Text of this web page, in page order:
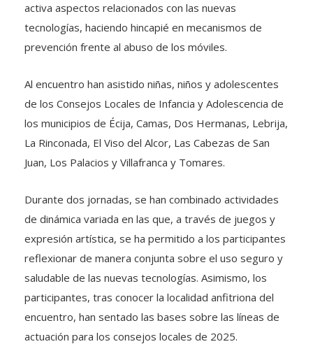
activa aspectos relacionados con las nuevas
tecnologías, haciendo hincapié en mecanismos de
prevención frente al abuso de los móviles.
Al encuentro han asistido niñas, niños y adolescentes
de los Consejos Locales de Infancia y Adolescencia de
los municipios de Écija, Camas, Dos Hermanas, Lebrija,
La Rinconada, El Viso del Alcor, Las Cabezas de San
Juan, Los Palacios y Villafranca y Tomares.
Durante dos jornadas, se han combinado actividades
de dinámica variada en las que, a través de juegos y
expresión artística, se ha permitido a los participantes
reflexionar de manera conjunta sobre el uso seguro y
saludable de las nuevas tecnologías. Asimismo, los
participantes, tras conocer la localidad anfitriona del
encuentro, han sentado las bases sobre las líneas de
actuación para los consejos locales de 2025.